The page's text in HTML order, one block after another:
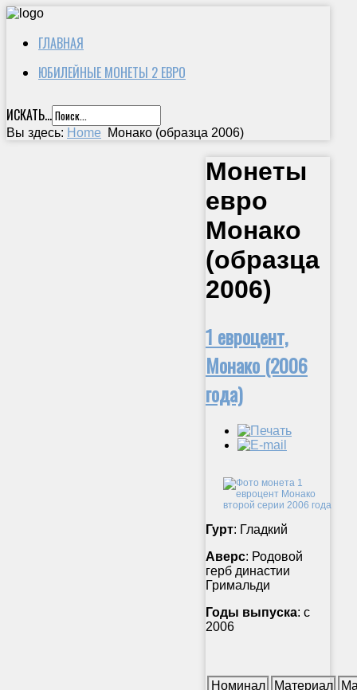
ГЛАВНАЯ
ЮБИЛЕЙНЫЕ МОНЕТЫ 2 ЕВРО
ИСКАТЬ...
Вы здесь: Home Монако (образца 2006)
Монеты
евро
Монако
(образца
2006)
1 евроцент,
Монако (2006
года)
Гурт: Гладкий
Аверс: Родовой
герб династии
Гримальди
Годы выпуска: с
2006
Номинал Материал